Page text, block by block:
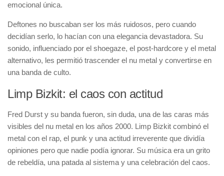
emocional única.
Deftones no buscaban ser los más ruidosos, pero cuando
decidían serlo, lo hacían con una elegancia devastadora. Su
sonido, influenciado por el shoegaze, el post-hardcore y el metal
alternativo, les permitió trascender el nu metal y convertirse en
una banda de culto.
Limp Bizkit: el caos con actitud
Fred Durst y su banda fueron, sin duda, una de las caras más
visibles del nu metal en los años 2000. Limp Bizkit combinó el
metal con el rap, el punk y una actitud irreverente que dividía
opiniones pero que nadie podía ignorar. Su música era un grito
de rebeldía, una patada al sistema y una celebración del caos.